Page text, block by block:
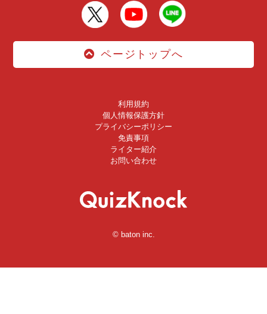
ページトップへ
利用規約
個人情報保護方針
プライバシーポリシー
免責事項
ライター紹介
お問い合わせ
© baton inc.